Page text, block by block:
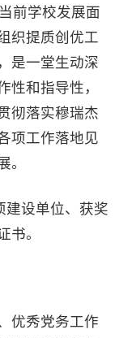
前学校发展面
织提质创优工
是一堂生动深
性和指导性，
彻落实穆瑞杰
项工作落地见
。
设单位、获奖
书。
秀党务工作